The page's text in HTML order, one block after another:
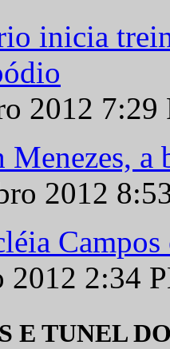
inicia
2012
Menezes,
2012
2012 2:34
E TUNEL